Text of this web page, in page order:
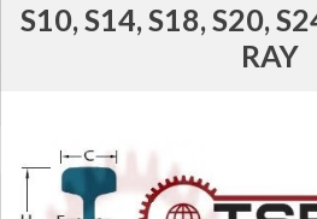
S10, S14, S18, S20,
RAY